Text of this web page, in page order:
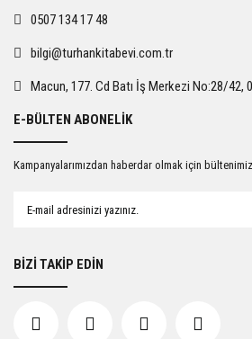
Ürün fiyatı diğer sitelerden daha pahalı.
Gönder
0507 134 17 48
bilgi@turhankitabevi.com.tr
Macun, 177. Cd Batı İş Merkezi No:28/42,
E-BÜLTEN ABONELİK
Kampanyalarımızdan haberdar olmak için
BİZİ TAKİP EDİN